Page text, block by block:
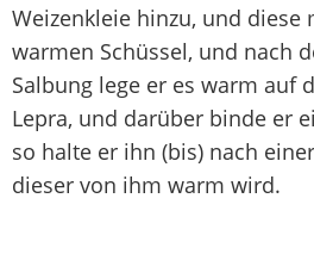
Weizenkleie hinzu, und diese
warmen Schüssel, und nach
Salbung lege er es warm auf
Lepra, und darüber binde er
so halte er ihn (bis) nach
dieser von ihm warm wird.